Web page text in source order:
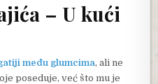
– U kući
među glumcima, ali ne
poseduje, već što mu je